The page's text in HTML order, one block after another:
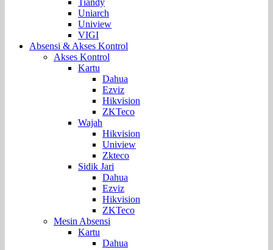
Uniarch
Uniview
VIGI
Absensi & Akses Kontrol
Akses Kontrol
Kartu
Dahua
Ezviz
Hikvision
ZKTeco
Wajah
Hikvision
Uniview
Zkteco
Sidik Jari
Dahua
Ezviz
Hikvision
ZKTeco
Mesin Absensi
Kartu
Dahua